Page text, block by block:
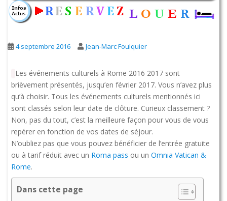
4 septembre 2016 Jean-Marc Foulquier
Les événements culturels à Rome 2016 2017 sont
brièvement présentés, jusqu’en février 2017. Vous n’avez plus
qu’à choisir. Tous les événements culturels mentionnés ici
sont classés selon leur date de clôture. Curieux classement ?
Non, pas du tout, c’est la meilleure façon pour vous de vous
repérer en fonction de vos dates de séjour.
N’oubliez pas que vous pouvez bénéficier de l’entrée gratuite
ou à tarif réduit avec un Roma pass ou un Omnia Vatican &
Rome.
Dans cette page